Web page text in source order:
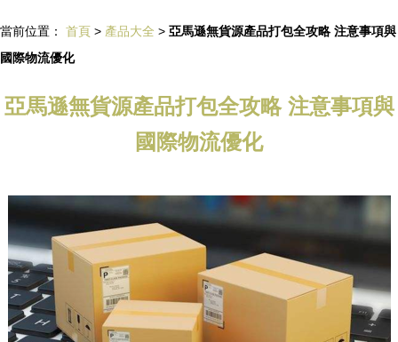
當前位置： 首頁 > 產品大全 > 亞馬遜無貨源產品打包全攻略 注意事項與
國際物流優化
亞馬遜無貨源產品打包全攻略 注意事項與
國際物流優化